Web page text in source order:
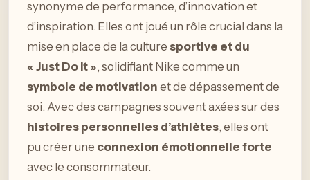
synonyme de performance, d’innovation et
d’inspiration. Elles ont joué un rôle crucial dans la
mise en place de la culture sportive et du
« Just Do It », solidifiant Nike comme un
symbole de motivation et de dépassement de
soi. Avec des campagnes souvent axées sur des
histoires personnelles d’athlètes, elles ont
pu créer une connexion émotionnelle forte
avec le consommateur.